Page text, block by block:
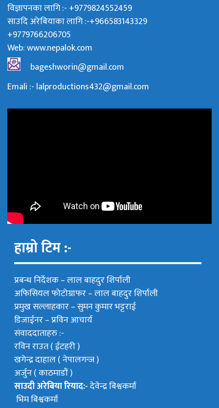
विज्ञापनका लागि :- +9779824552459
साउदि अरेबियाका लागि :-+966583143329
+9779766206705
Web:www.nepalok.com
bageshworin@gmail.com
Emali :- lalproductions432@gmail.com
हाम्रो टिम :-
प्रबन्ध निर्देशक –लाल बाहदुर शिर्पाली
अफिसियल फोटोग्राफर –लाल बाहदुर शिर्पाली
प्रमुख सल्लाहकार –सुमन कुमार भट्टराई
डिजाईनर – प्रविन आचार्य
संवाददाताहरु :-
रविन राउत ( ईटहरी )
खगेन्द्र दाहाल ( नेपालगन्ज )
अर्जुन ( काठमाडौं )
साउदी अरेबिया रियाद:-देवेन्द्र बिश्वकर्मा
भिम बिश्वकर्मा